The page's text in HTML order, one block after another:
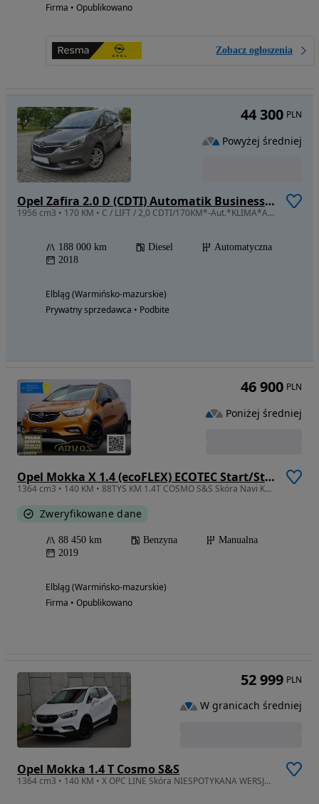
Firma • Opublikowano
Zobacz ogłoszenia
Opel Zafira 2.0 D (CDTI) Automatik Business Edition
1956 cm3 • 170 KM • C / LIFT / 2,0 CDTI/170KM*-Aut.*KLIMA*ALU*NAVI*Oryg.LAKIER*1-wł*EURO-6
188 000 km Diesel
Automatyczna
2018
Elbląg (Warmińsko-mazurskie)
Prywatny sprzedawca • Podbite
44 300 PLN
Powyżej średniej
Opel Mokka X 1.4 (ecoFLEX) ECOTEC Start/Stop Color Innovation
1364 cm3 • 140 KM • 88TYS KM 1.4T COSMO S&S Skóra Navi Kamera Alu18 Ledy ŚLICZNA ARKOS
Zweryfikowane dane
88 450 km Benzyna
Manualna
2019
Elbląg (Warmińsko-mazurskie)
Firma • Opublikowano
46 900 PLN
Poniżej średniej
Opel Mokka 1.4 T Cosmo S&S
1364 cm3 • 140 KM • X OPC LINE Skóra NIESPOTYKANA WERSJA Full LED Szyberdach Bluetooth
52 999 PLN
W granicach średniej